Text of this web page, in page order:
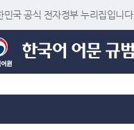
민국 공식 전자정부 누리집입니다.